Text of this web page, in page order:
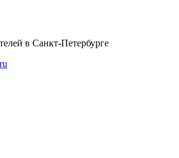
в Санкт-Петербурге